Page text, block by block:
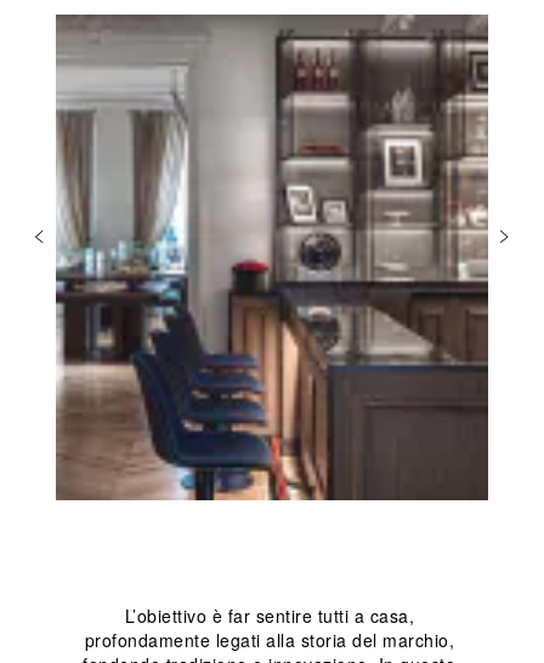
L’obiettivo è far sentire tutti a casa,
profondamente legati alla storia del marchio,